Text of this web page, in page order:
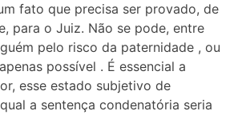
fato que precisa ser provado, de
para o Juiz. Não se pode, entre
pelo risco da paternidade , ou
possível . É essencial a
esse estado subjetivo de
a sentença condenatória seria